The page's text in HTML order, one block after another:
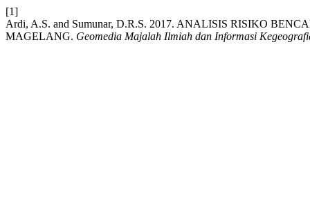
[1]
Ardi, A.S. and Sumunar, D.R.S. 2017. ANALISIS RISIKO
MAGELANG. Geomedia Majalah Ilmiah dan Informasi